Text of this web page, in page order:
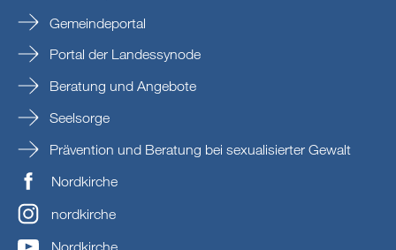
Gemeindeportal
Portal der Landessynode
Beratung und Angebote
Seelsorge
Prävention und Beratung bei sexualisierter Gewalt
Nordkirche
nordkirche
Nordkirche